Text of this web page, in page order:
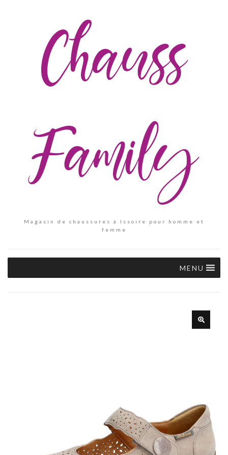
Chauss
Family
Magasin de chaussures à Issoire pour homme et
femme
MENU